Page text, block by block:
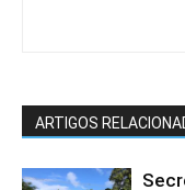
ARTIGOS